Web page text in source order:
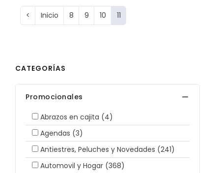
< Inicio 8 9 10 11
CATEGORÍAS
Promocionales
Abrazos en cajita (4)
Agendas (3)
Antiestres, Peluches y Novedades (241)
Automovil y Hogar (368)